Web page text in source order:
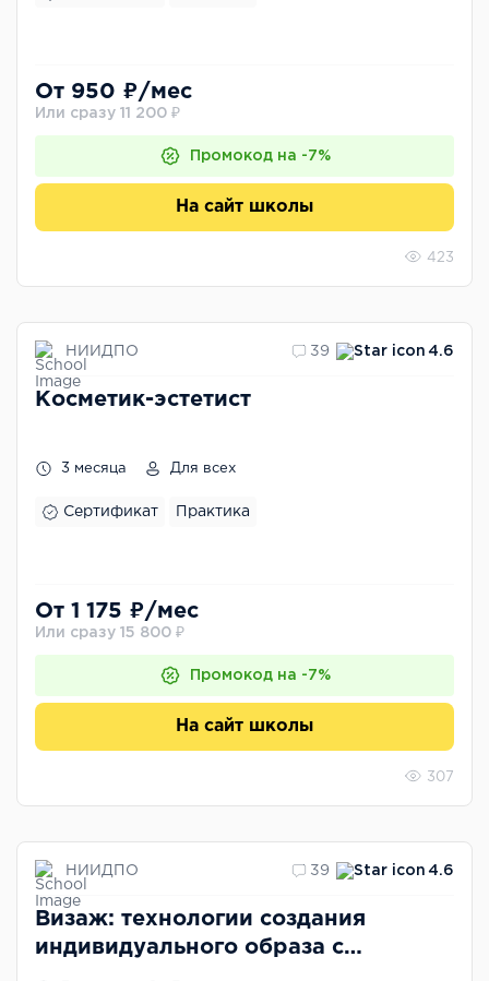
От 950 ₽/мес
Или сразу 11 200 ₽
Промокод на -7%
На сайт школы
423
НИИДПО 39 4.6
Косметик-эстетист
3 месяца Для всех
Сертификат Практика
От 1 175 ₽/мес
Или сразу 15 800 ₽
Промокод на -7%
На сайт школы
307
НИИДПО 39 4.6
Визаж: технологии создания
индивидуального образа с